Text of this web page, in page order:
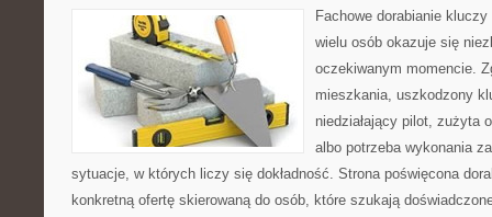
Fachowe dorabianie
wielu osób okazuje się
oczekiwanym momencie.
mieszkania, uszkodzony
niedziałający pilot, zużyta
albo potrzeba wykonania
sytuacje, w których liczy się dokładność. Strona poświęcona
konkretną ofertę skierowaną do osób, które szukają